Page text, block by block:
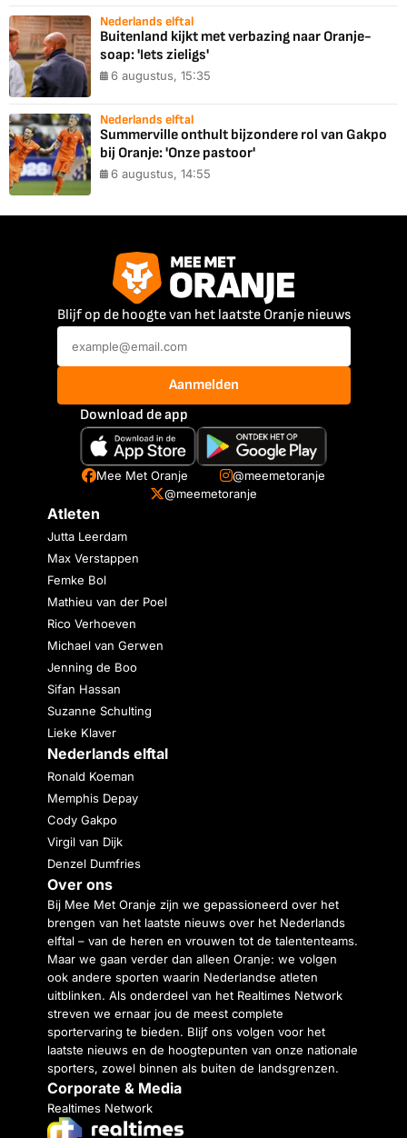
Nederlands elftal
Buitenland kijkt met verbazing naar Oranje-
soap: 'Iets zieligs'
6 augustus, 15:35
Nederlands elftal
Summerville onthult bijzondere rol van Gakpo
bij Oranje: 'Onze pastoor'
6 augustus, 14:55
Blijf op de hoogte van het laatste Oranje nieuws
Aanmelden
Download de app
Mee Met Oranje
@meemetoranje
@meemetoranje
Atleten
Jutta Leerdam
Max Verstappen
Femke Bol
Mathieu van der Poel
Rico Verhoeven
Michael van Gerwen
Jenning de Boo
Sifan Hassan
Suzanne Schulting
Lieke Klaver
Nederlands elftal
Ronald Koeman
Memphis Depay
Cody Gakpo
Virgil van Dijk
Denzel Dumfries
Over ons
Bij Mee Met Oranje zijn we gepassioneerd over het
brengen van het laatste nieuws over het Nederlands
elftal – van de heren en vrouwen tot de talententeams.
Maar we gaan verder dan alleen Oranje: we volgen
ook andere sporten waarin Nederlandse atleten
uitblinken. Als onderdeel van het Realtimes Network
streven we ernaar jou de meest complete
sportervaring te bieden. Blijf ons volgen voor het
laatste nieuws en de hoogtepunten van onze nationale
sporters, zowel binnen als buiten de landsgrenzen.
Corporate & Media
Realtimes Network